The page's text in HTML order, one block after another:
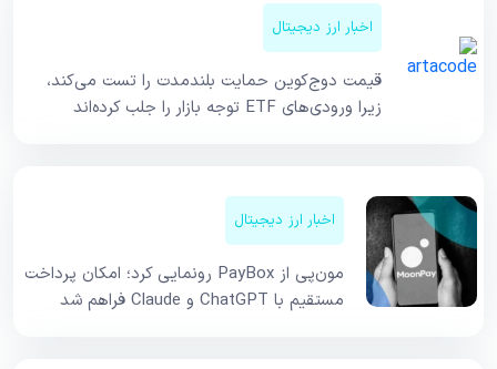
اخبار ارز دیجیتال
قیمت دوج‌کوین حمایت بلندمدت را تست می‌کند،
زیرا ورودی‌های ETF توجه بازار را جلب کرده‌اند
اخبار ارز دیجیتال
مون‌پی از PayBox رونمایی کرد؛ امکان پرداخت
مستقیم با ChatGPT و Claude فراهم شد